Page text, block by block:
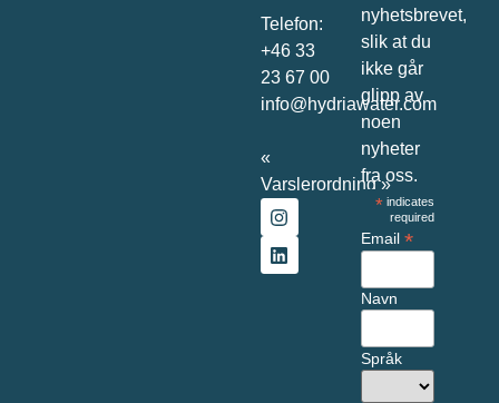
Telefon:
+46 33
23 67 00
info@hydriawater.com
«
Varslerordning»
nyhetsbrevet,
slik at du
ikke går
glipp av
noen
nyheter
fra oss.
* indicates
required
Email *
Navn
Språk